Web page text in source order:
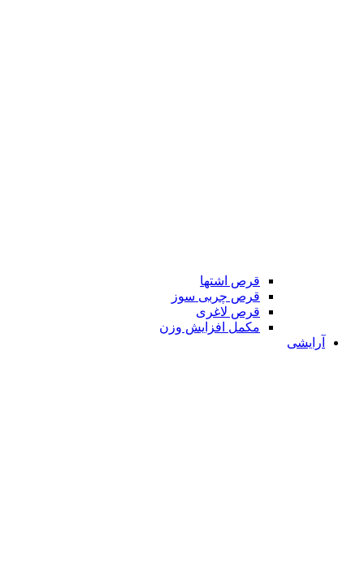
قرص اشتها
قرص چربی سوز
قرص لاغری
مکمل افزایش وزن
آرایشی